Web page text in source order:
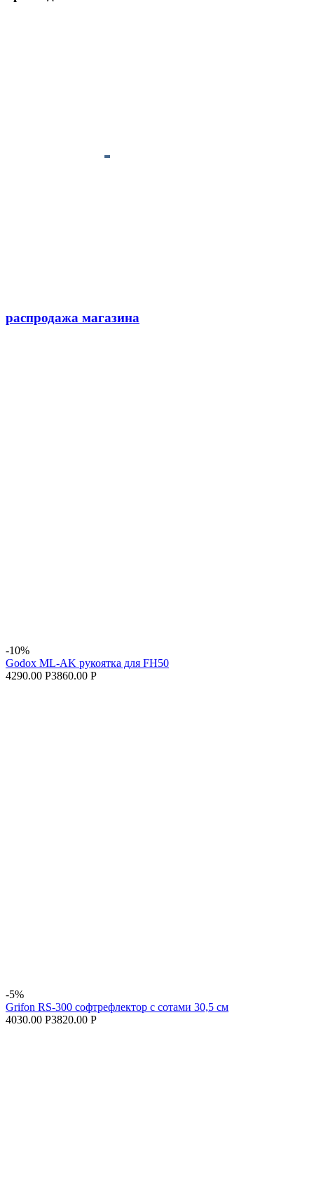
распродажа магазина
-10%
Godox ML-AK рукоятка для FH50
4290.00 Р3860.00 Р
-5%
Grifon RS-300 софтрефлектор с сотами 30,5 см
4030.00 Р3820.00 Р